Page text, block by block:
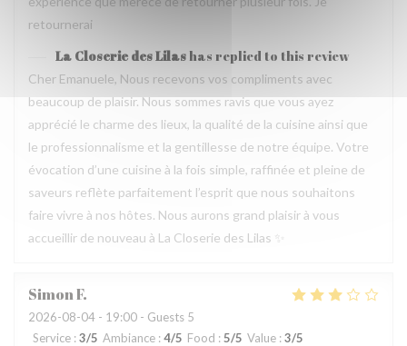
retournerai
La Closerie des Lilashas replied to this review
Cher Emanuele, Nous recevons vos compliments avec
beaucoup de plaisir. Nous sommes ravis que vous ayez
apprécié le charme des lieux, la qualité de la cuisine ainsi que
le professionnalisme et la gentillesse de notre équipe. Votre
évocation d’une cuisine à la fois simple, raffinée et pleine de
saveurs reflète parfaitement l’esprit que nous souhaitons
faire vivre à nos hôtes. Nous aurons grand plaisir à vous
accueillir de nouveau à La Closerie des Lilas ✨
SimonF
2026-08-04 - 19:00 - Guests 5
Service : 3/5 Ambiance : 4/5 Food : 5/5 Value : 3/5